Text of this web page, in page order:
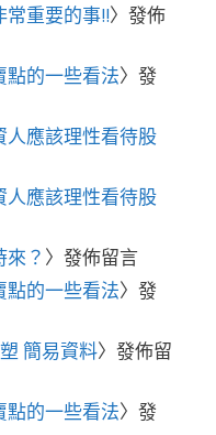
常重要的事!!〉發佈
點的一些看法〉發
人應該理性看待股
人應該理性看待股
來？ 〉發佈留言
點的一些看法〉發
簡易資料〉發佈留
點的一些看法〉發